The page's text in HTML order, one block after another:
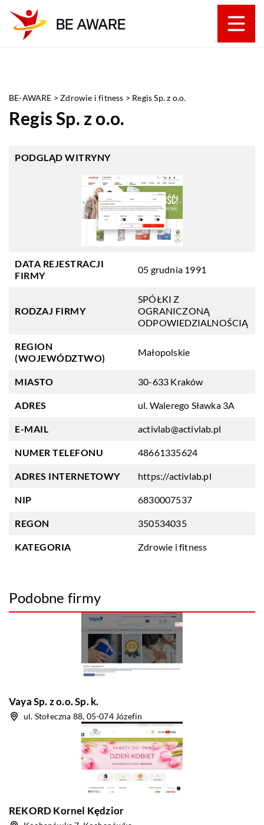
BE-AWARE >Zdrowie i fitness > Regis Sp. z o.o.
Regis Sp. z o.o.
PODGLĄD WITRYNY
DATA REJESTRACJI
FIRMY
05 grudnia 1991
RODZAJ FIRMY
SPÓŁKI Z
OGRANICZONĄ
ODPOWIEDZIALNOŚCIĄ
REGION
(WOJEWÓDZTWO)
Małopolskie
MIASTO 30-633 Kraków
ADRES ul. Walerego Sławka 3A
E-MAIL activlab@activlab.pl
NUMER TELEFONU 48661335624
ADRES INTERNETOWY https://activlab.pl
NIP 6830007537
REGON 350534035
KATEGORIA Zdrowie i fitness
Podobne firmy
Vaya Sp. z o.o. Sp. k.
ul. Stołeczna 88, 05-074 Józefin
REKORD Kornel Kędzior